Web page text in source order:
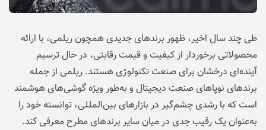
طی چند سال اخیر، ظهور برندهای جدیدی همچون ریلمی، با ارائه
محصولاتی برخوردار از کیفیت و قیمت‌ رقابتی، در حال ترسیم
آینده‌ای درخشان برای صنعت تکنولوژی هستند. ریلمی از جمله
برندهای نوپاهای صنعت دیجیتال و به‌طور ویژه گوشی‌های هوشمند
است که با رشدی چشم‌گیر در بازارهای بین‌المللی، توانسته خود را
به‌عنوان یک رقیب جدی در میان سایر برندهای مطرح معرفی کند.